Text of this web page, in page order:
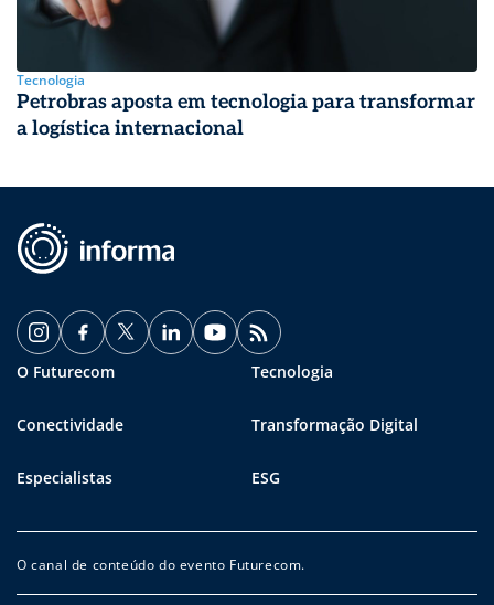
Tecnologia
Petrobras aposta em tecnologia para transformar
a logística internacional
O Futurecom Tecnologia
Conectividade Transformação Digital
Especialistas ESG
O canal de conteúdo do evento Futurecom.